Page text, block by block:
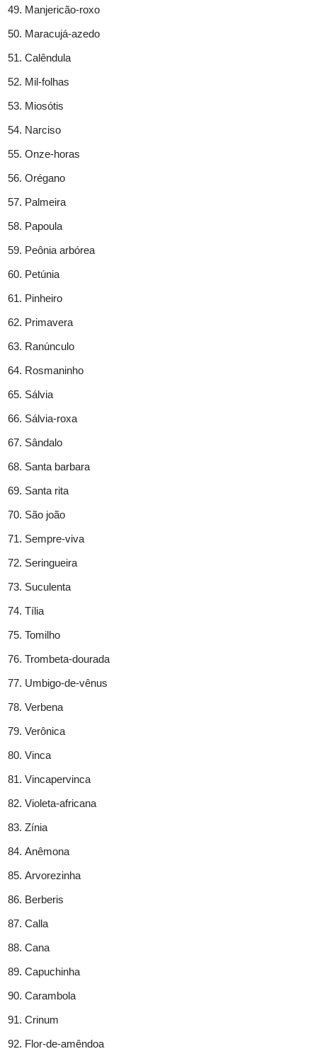
Manjericão-roxo
Maracujá-azedo
Calêndula
Mil-folhas
Miosótis
Narciso
Onze-horas
Orégano
Palmeira
Papoula
Peônia arbórea
Petúnia
Pinheiro
Primavera
Ranúnculo
Rosmaninho
Sálvia
Sálvia-roxa
Sândalo
Santa barbara
Santa rita
São joão
Sempre-viva
Seringueira
Suculenta
Tília
Tomilho
Trombeta-dourada
Umbigo-de-vênus
Verbena
Verônica
Vinca
Vincapervinca
Violeta-africana
Zínia
Anêmona
Arvorezinha
Berberis
Calla
Cana
Capuchinha
Carambola
Crinum
Flor-de-amêndoa